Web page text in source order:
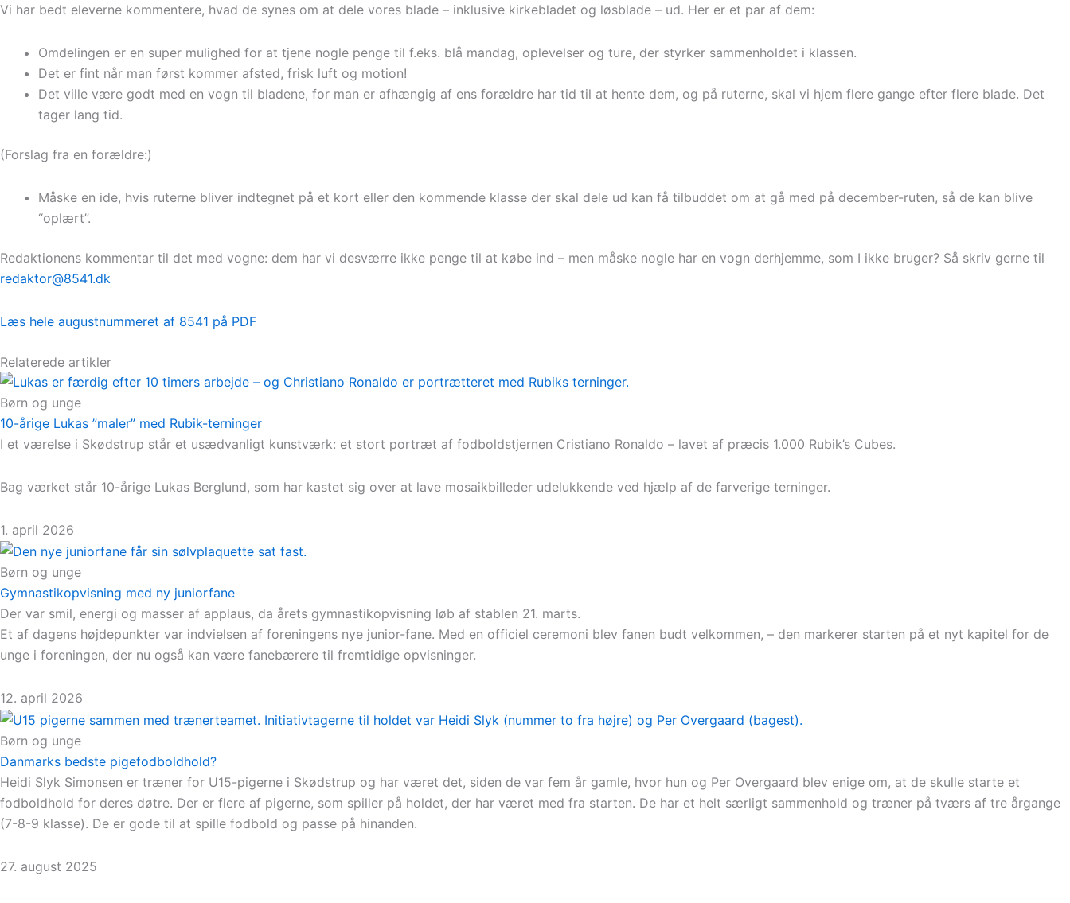
Vi har bedt eleverne kommentere, hvad de synes om at dele vores blade – inklusive kirkebladet og løsblade – ud. Her er et par af dem:
Omdelingen er en super mulighed for at tjene nogle penge til f.eks. blå mandag, oplevelser og ture, der styrker sammenholdet i klassen.
Det er fint når man først kommer afsted, frisk luft og motion!
Det ville være godt med en vogn til bladene, for man er afhængig af ens forældre har tid til at hente dem, og på ruterne, skal vi hjem flere gange efter flere blade. Det
tager lang tid.
(Forslag fra en forældre:)
Måske en ide, hvis ruterne bliver indtegnet på et kort eller den kommende klasse der skal dele ud kan få tilbuddet om at gå med på december-ruten, så de kan blive
“oplært”.
Redaktionens kommentar til det med vogne: dem har vi desværre ikke penge til at købe ind – men måske nogle har en vogn derhjemme, som I ikke bruger? Så skriv gerne til
redaktor@8541.dk
Læs hele augustnummeret af 8541 på PDF
Relaterede artikler
Børn og unge
10-årige Lukas ”maler” med Rubik-terninger
I et værelse i Skødstrup står et usædvanligt kunstværk: et stort portræt af fodboldstjernen Cristiano Ronaldo – lavet af præcis 1.000 Rubik’s Cubes.
Bag værket står 10-årige Lukas Berglund, som har kastet sig over at lave mosaikbilleder udelukkende ved hjælp af de farverige terninger.
1. april 2026
Børn og unge
Gymnastikopvisning med ny juniorfane
Der var smil, energi og masser af applaus, da årets gymnastikopvisning løb af stablen 21. marts.
Et af dagens højdepunkter var indvielsen af foreningens nye junior-fane. Med en officiel ceremoni blev fanen budt velkommen, – den markerer starten på et nyt kapitel for de
unge i foreningen, der nu også kan være fanebærere til fremtidige opvisninger.
12. april 2026
Børn og unge
Danmarks bedste pigefodboldhold?
Heidi Slyk Simonsen er træner for U15-pigerne i Skødstrup og har været det, siden de var fem år gamle, hvor hun og Per Overgaard blev enige om, at de skulle starte et
fodboldhold for deres døtre. Der er flere af pigerne, som spiller på holdet, der har været med fra starten. De har et helt særligt sammenhold og træner på tværs af tre årgange
(7-8-9 klasse). De er gode til at spille fodbold og passe på hinanden.
27. august 2025